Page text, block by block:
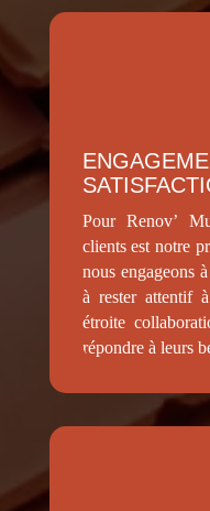
Pour Renov’
clients est notre
nous engageons
à rester attentif
étroite
répondre à leurs